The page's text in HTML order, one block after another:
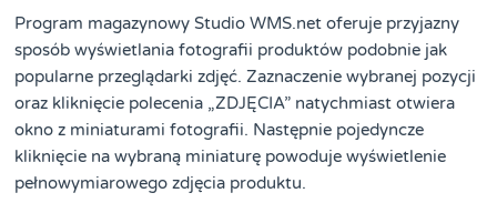
Program magazynowy Studio WMS.net oferuje przyjazny
sposób wyświetlania fotografii produktów podobnie jak
popularne przeglądarki zdjęć. Zaznaczenie wybranej pozycji
oraz kliknięcie polecenia „ZDJĘCIA” natychmiast otwiera
okno z miniaturami fotografii. Następnie pojedyncze
kliknięcie na wybraną miniaturę powoduje wyświetlenie
pełnowymiarowego zdjęcia produktu.